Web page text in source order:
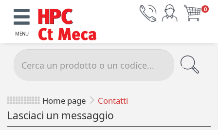
MENU
0
Home page Contatti
Lasciaci un messaggio